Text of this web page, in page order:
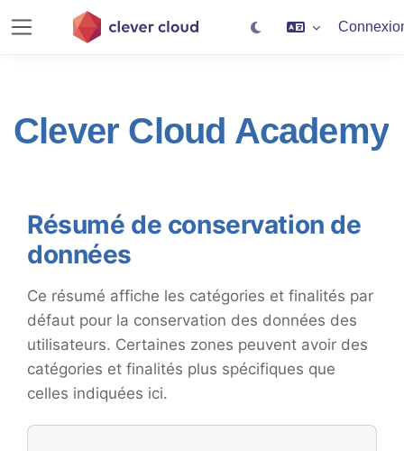
Panneau latéral
Clever Cloud Academy
Résumé de conservation de
données
Ce résumé affiche les catégories et finalités par
défaut pour la conservation des données des
utilisateurs. Certaines zones peuvent avoir des
catégories et finalités plus spécifiques que
celles indiquées ici.